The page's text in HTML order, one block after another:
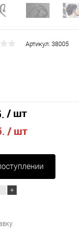
Артикул: 38005
/ шт
/ шт